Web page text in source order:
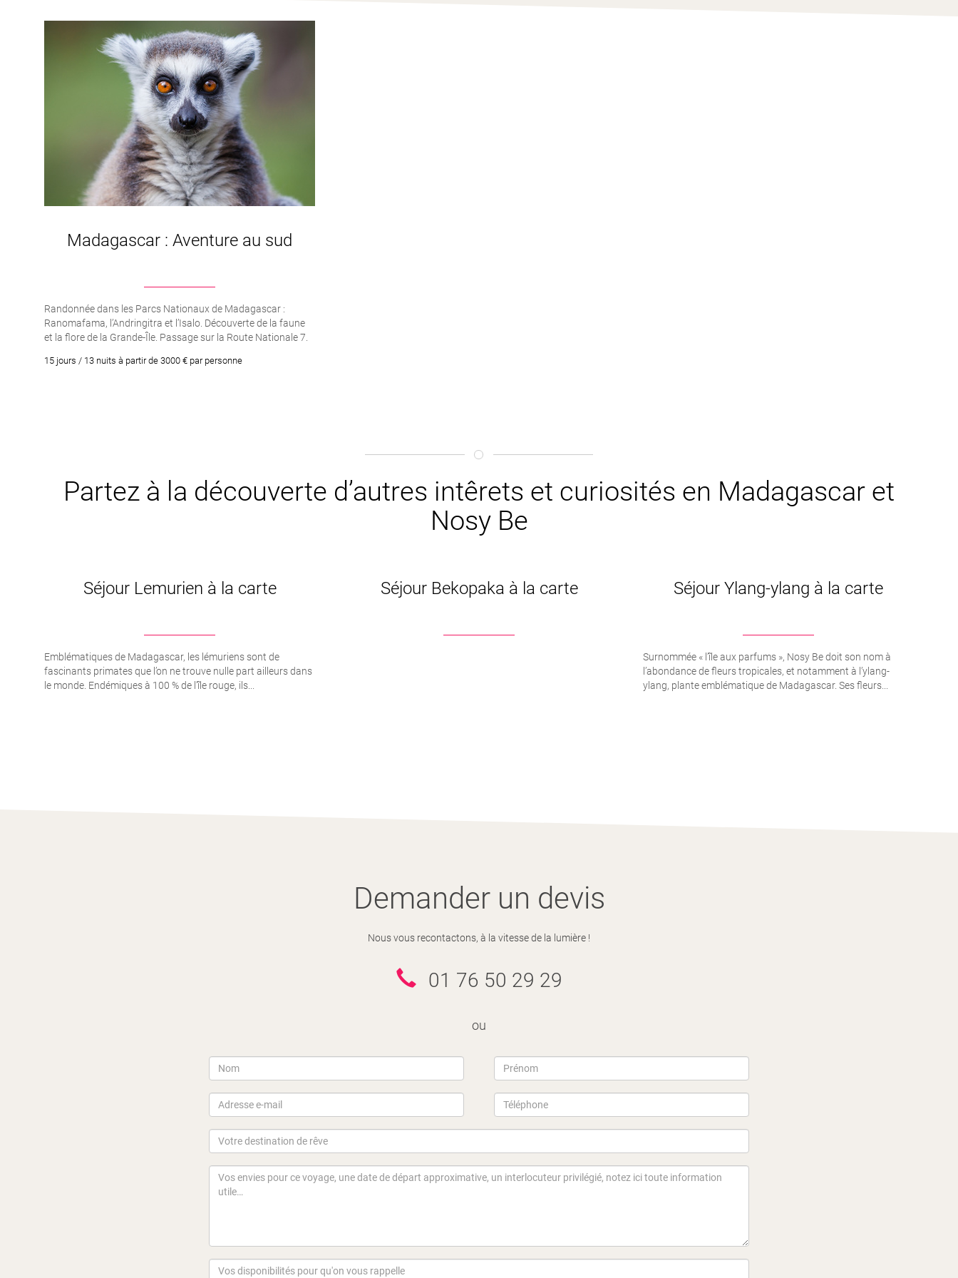
Madagascar : Aventure au sud
Randonnée dans les Parcs Nationaux de Madagascar :
Ranomafama, l’Andringitra et l’Isalo. Découverte de la faune
et la flore de la Grande-Île. Passage sur la Route Nationale 7.
15 jours / 13 nuits à partir de 3000 € par personne
Partez à la découverte d’autres intêrets et curiosités en Madagascar et
Nosy Be
Séjour Lemurien à la carte
Emblématiques de Madagascar, les lémuriens sont de
fascinants primates que l’on ne trouve nulle part ailleurs dans
le monde. Endémiques à 100 % de l’île rouge, ils...
Séjour Bekopaka à la carte Séjour Ylang-ylang à la carte
Surnommée « l’île aux parfums », Nosy Be doit son nom à
l’abondance de fleurs tropicales, et notamment à l’ylang-
ylang, plante emblématique de Madagascar. Ses fleurs...
Demander un devis
Nous vous recontactons, à la vitesse de la lumière !
01 76 50 29 29
ou